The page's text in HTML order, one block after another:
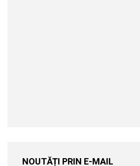
NOUTĂȚI PRIN E-MAIL